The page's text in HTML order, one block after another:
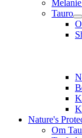
Tauro
Nature's
Om